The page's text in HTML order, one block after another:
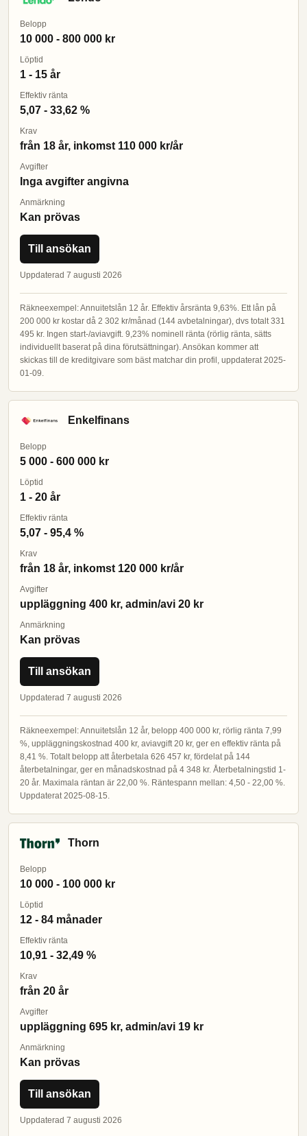
Belopp
10 000 - 800 000 kr
Löptid
1 - 15 år
Effektiv ränta
5,07 - 33,62 %
Krav
från 18 år, inkomst 110 000 kr/år
Avgifter
Inga avgifter angivna
Anmärkning
Kan prövas
Till ansökan
Uppdaterad 7 augusti 2026
Räkneexempel: Annuitetslån 12 år. Effektiv årsränta 9,63%. Ett lån på
200 000 kr kostar då 2 302 kr/månad (144 avbetalningar), dvs totalt 331
495 kr. Ingen start-/aviavgift. 9,23% nominell ränta (rörlig ränta, sätts
individuellt baserat på dina förutsättningar). Ansökan kommer att
skickas till de kreditgivare som bäst matchar din profil, uppdaterat 2025-
01-09.
Enkelfinans
Belopp
5 000 - 600 000 kr
Löptid
1 - 20 år
Effektiv ränta
5,07 - 95,4 %
Krav
från 18 år, inkomst 120 000 kr/år
Avgifter
uppläggning 400 kr, admin/avi 20 kr
Anmärkning
Kan prövas
Till ansökan
Uppdaterad 7 augusti 2026
Räkneexempel: Annuitetslån 12 år, belopp 400 000 kr, rörlig ränta 7,99
%, uppläggningskostnad 400 kr, aviavgift 20 kr, ger en effektiv ränta på
8,41 %. Totalt belopp att återbetala 626 457 kr, fördelat på 144
återbetalningar, ger en månadskostnad på 4 348 kr. Återbetalningstid 1-
20 år. Maximala räntan är 22,00 %. Räntespann mellan: 4,50 - 22,00 %.
Uppdaterat 2025-08-15.
Thorn
Belopp
10 000 - 100 000 kr
Löptid
12 - 84 månader
Effektiv ränta
10,91 - 32,49 %
Krav
från 20 år
Avgifter
uppläggning 695 kr, admin/avi 19 kr
Anmärkning
Kan prövas
Till ansökan
Uppdaterad 7 augusti 2026